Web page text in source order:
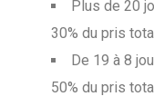
Plus de 20
30% du pris
De 19 à 8
50% du pris